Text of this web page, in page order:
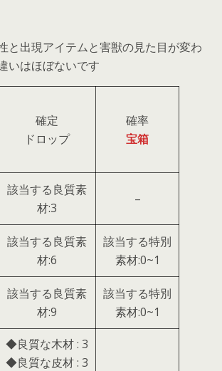
と出現アイテムと害獣の見た目が変わ
いはほぼないです
確定
ドロップ
確率
宝箱
該当する良質素
材:3
–
該当する良質素
材:6
該当する特別
素材:0~1
該当する良質素
材:9
該当する特別
素材:0~1
◆良質な木材 : 3
◆良質な皮材 : 3